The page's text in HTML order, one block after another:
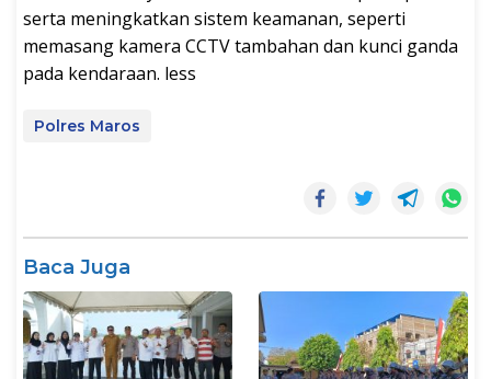
serta meningkatkan sistem keamanan, seperti
memasang kamera CCTV tambahan dan kunci ganda
pada kendaraan. less
Polres Maros
Baca Juga